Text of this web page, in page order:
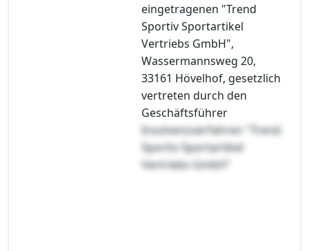
eingetragenen "Trend
Sportiv Sportartikel
Vertriebs GmbH",
Wassermannsweg 20,
33161 Hövelhof, gesetzlich
vertreten durch den
Geschäftsführer
Insolvenzverfahren "Trend
Sportiv Sportartikel
Vertriebs GmbH"